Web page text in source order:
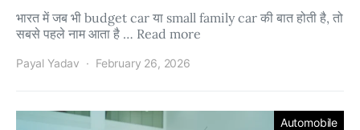
भारत में जब भी budget car या small family car की बात होती है, तो
सबसे पहले नाम आता है … Read more
Payal Yadav February 26, 2026
Automobile